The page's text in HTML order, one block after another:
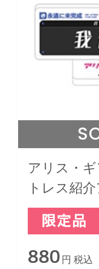
アリス・
トレス紹
我龍 絵美
880 円 税込